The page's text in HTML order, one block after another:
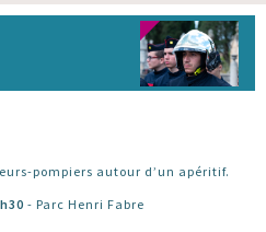
pompiers autour d’un apéritif.
- Parc Henri Fabre